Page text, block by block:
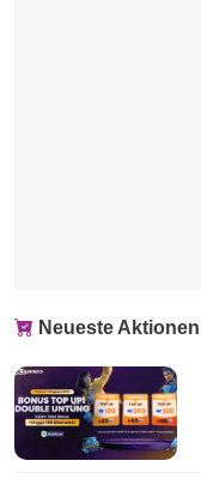
Neueste Aktionen